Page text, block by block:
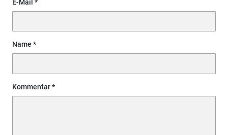
E-Mail
Name
Kommentar